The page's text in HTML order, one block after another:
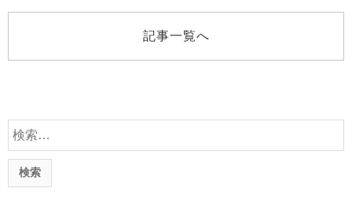
記事一覧へ
検
索
: